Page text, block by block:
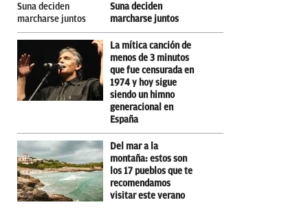
Suna deciden
marcharse juntos
La mítica canción de
menos de 3 minutos
que fue censurada en
1974 y hoy sigue
siendo un himno
generacional en
España
Del mar a la
montaña: estos son
los 17 pueblos que te
recomendamos
visitar este verano